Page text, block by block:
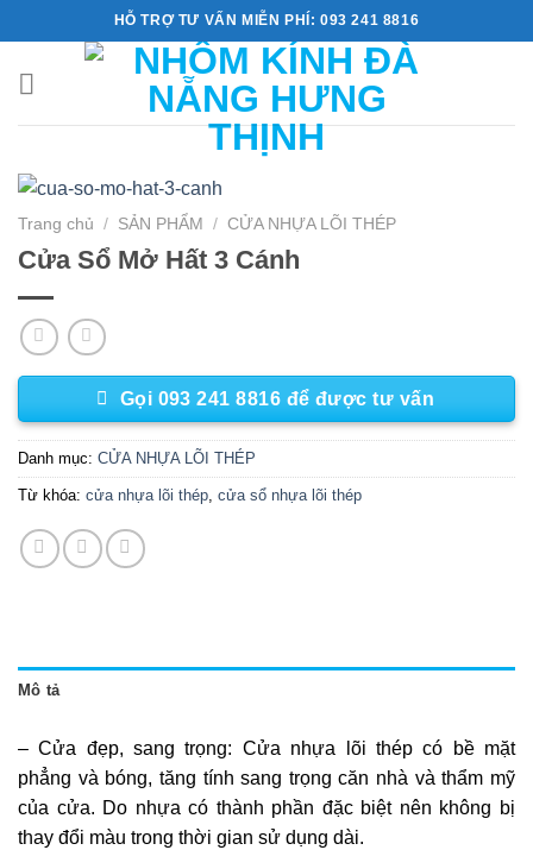
to
content
HỖ TRỢ TƯ VẤN MIỄN PHÍ: 093 241 8816
Trang chủ / SẢN PHẨM / CỬA NHỰA LÕI THÉP
Cửa Sổ Mở Hất 3 Cánh
Gọi 093 241 8816 để được tư vấn
Danh mục: CỬA NHỰA LÕI THÉP
Từ khóa: cửa nhựa lõi thép, cửa sổ nhựa lõi thép
Mô tả
– Cửa đẹp, sang trọng: Cửa nhựa lõi thép có bề mặt
phẳng và bóng, tăng tính sang trọng căn nhà và thẩm mỹ
của cửa. Do nhựa có thành phần đặc biệt nên không bị
thay đổi màu trong thời gian sử dụng dài.